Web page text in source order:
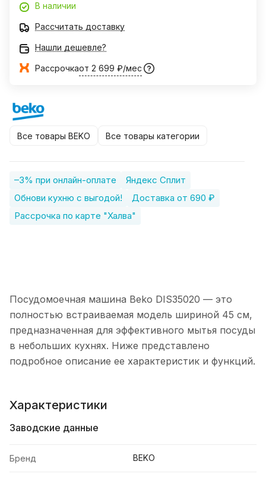
В наличии
Рассчитать доставку
Нашли дешевле?
Рассрочкаот 2 699 ₽/мес
Все товары BEKO Все товары категории
–3% при онлайн-оплате
Яндекс Сплит
Обнови кухню с выгодой!
Доставка от 690 ₽
Рассрочка по карте "Халва"
Посудомоечная машина Beko DIS35020 — это
полностью встраиваемая модель шириной 45 см,
предназначенная для эффективного мытья посуды
в небольших кухнях. Ниже представлено
подробное описание ее характеристик и функций.
Характеристики
Заводские данные
Бренд BEKO